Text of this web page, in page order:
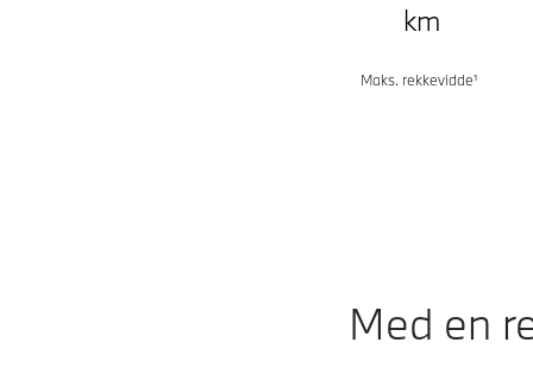
km
Maks. rekkevidde¹
Med en